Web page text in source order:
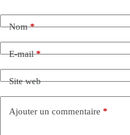
Nom*
E-mail*
Site web
Ajouter un commentaire *